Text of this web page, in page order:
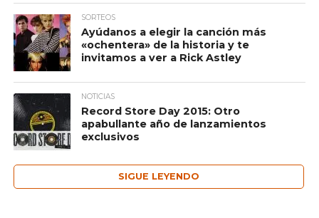
SORTEOS
Ayúdanos a elegir la canción más
«ochentera» de la historia y te
invitamos a ver a Rick Astley
NOTICIAS
Record Store Day 2015: Otro
apabullante año de lanzamientos
exclusivos
SIGUE LEYENDO